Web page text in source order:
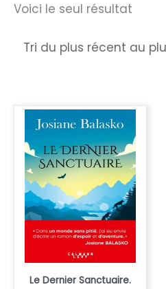
Voici le seul résultat
Le Dernier Sanctuaire.